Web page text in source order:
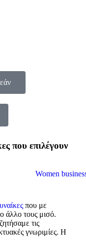
που επιλέγουν
που με
άλλο τους μισό.
τις
γνωριμίες. Η